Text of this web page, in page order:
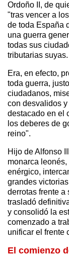
Ordoño II, de
"tras vencer a
de toda España
una guerra
todas sus
tributarias suyas.
Era, en efecto,
toda guerra,
ciudadanos,
con desvalidos
destacado en el
los deberes de
reino".
Hijo de Alfonso
monarca leonés,
enérgico,
grandes
derrotas frente a
trasladó
y consolidó la
comenzado a
unificar el frente
El comienzo